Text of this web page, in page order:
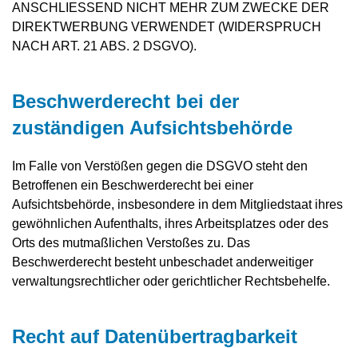
ANSCHLIESSEND NICHT MEHR ZUM ZWECKE DER
DIREKTWERBUNG VERWENDET (WIDERSPRUCH
NACH ART. 21 ABS. 2 DSGVO).
Beschwerde­recht bei der
zuständigen Aufsichts­behörde
Im Falle von Verstößen gegen die DSGVO steht den
Betroffenen ein Beschwerderecht bei einer
Aufsichtsbehörde, insbesondere in dem Mitgliedstaat ihres
gewöhnlichen Aufenthalts, ihres Arbeitsplatzes oder des
Orts des mutmaßlichen Verstoßes zu. Das
Beschwerderecht besteht unbeschadet anderweitiger
verwaltungsrechtlicher oder gerichtlicher Rechtsbehelfe.
Recht auf Daten­übertrag­barkeit